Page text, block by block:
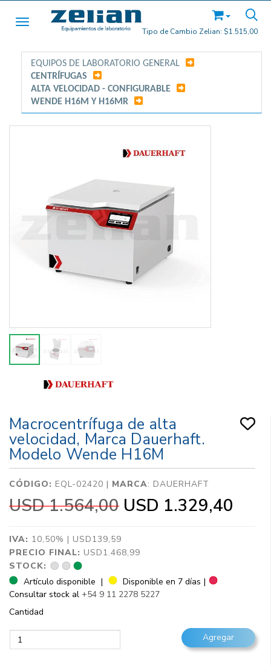
Tipo de Cambio Zelian: $1.515,00
Toggle navigation
EQUIPOS DE LABORATORIO GENERAL
CENTRÍFUGAS
ALTA VELOCIDAD - CONFIGURABLE
WENDE H16M Y H16MR
Macrocentrífuga de alta
velocidad, Marca Dauerhaft.
Modelo Wende H16M
CÓDIGO: EQL-02420 | MARCA: DAUERHAFT
USD 1.564,00 USD 1.329,40
IVA: 10,50% | USD139,59
PRECIO FINAL: USD1.468,99
STOCK:
Artículo disponible | Disponible en 7 días |
Consultar stock al +54 9 11 2278 5227
Cantidad